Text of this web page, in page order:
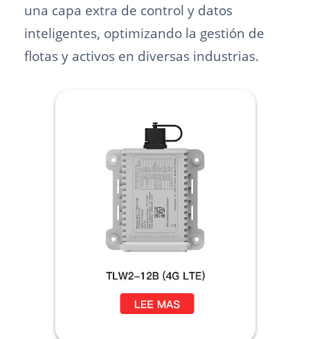
una capa extra de control y datos
inteligentes, optimizando la gestión de
flotas y activos en diversas industrias.